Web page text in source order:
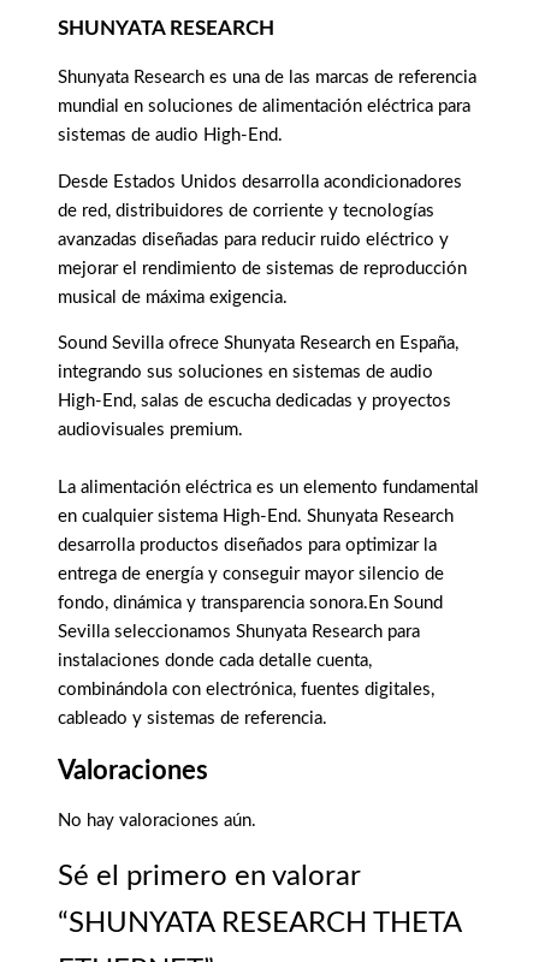
SHUNYATA RESEARCH
Shunyata Research es una de las marcas de referencia
mundial en soluciones de alimentación eléctrica para
sistemas de audio High-End.
Desde Estados Unidos desarrolla acondicionadores
de red, distribuidores de corriente y tecnologías
avanzadas diseñadas para reducir ruido eléctrico y
mejorar el rendimiento de sistemas de reproducción
musical de máxima exigencia.
Sound Sevilla ofrece Shunyata Research en España,
integrando sus soluciones en sistemas de audio
High-End, salas de escucha dedicadas y proyectos
audiovisuales premium.
La alimentación eléctrica es un elemento fundamental
en cualquier sistema High-End. Shunyata Research
desarrolla productos diseñados para optimizar la
entrega de energía y conseguir mayor silencio de
fondo, dinámica y transparencia sonora.En Sound
Sevilla seleccionamos Shunyata Research para
instalaciones donde cada detalle cuenta,
combinándola con electrónica, fuentes digitales,
cableado y sistemas de referencia.
Valoraciones
No hay valoraciones aún.
Sé el primero en valorar
“SHUNYATA RESEARCH THETA